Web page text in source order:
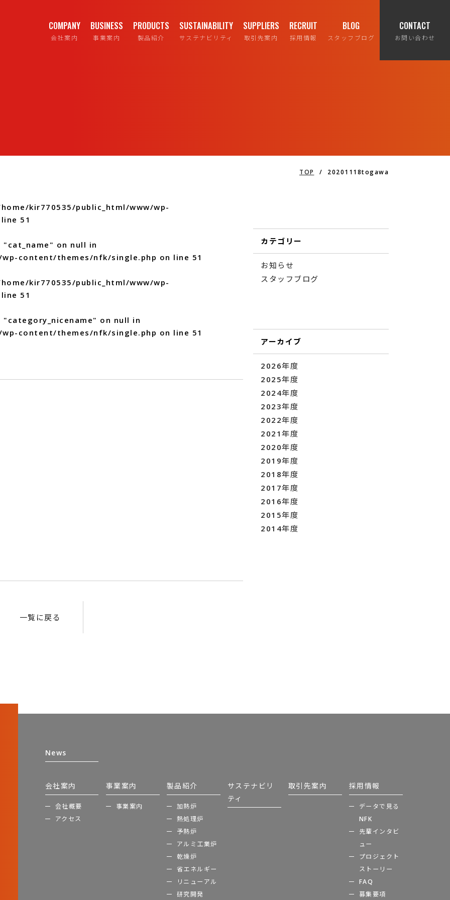
COMPANY
会社案内
BUSINESS
事業案内
PRODUCTS
製品紹介
SUSTAINABILITY
サステナビリティ
SUPPLIERS
取引先案内
RECRUIT
採用情報
BLOG
スタッフブログ
CONTACT
お問い合わせ
TOP / 20201118togawa
kir770535/public_html/www/wp-
51
on null in
content/themes/nfk/single.php on line 51
kir770535/public_html/www/wp-
51
on null in
content/themes/nfk/single.php on line 51
一覧に戻る
カテゴリー
お知らせ
スタッフブログ
アーカイブ
2026年度
2025年度
2024年度
2023年度
2022年度
2021年度
2020年度
2019年度
2018年度
2017年度
2016年度
2015年度
2014年度
News
会社案内
会社概要
アクセス
事業案内
事業案内
製品紹介
加熱炉
熱処理炉
予熱炉
アルミ工業炉
乾燥炉
省エネルギー
リニューアル
研究開発
サステナビリ
ティ
取引先案内 採用情報
データで見る
NFK
先輩インタビ
ュー
プロジェクト
ストーリー
FAQ
募集要項